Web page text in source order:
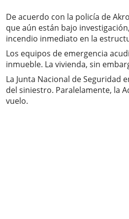
De acuerdo con la policía de
que aún están bajo
incendio inmediato en la
Los equipos de emergencia
inmueble. La vivienda, sin
La Junta Nacional de
del siniestro. Paralelamente, la
vuelo.